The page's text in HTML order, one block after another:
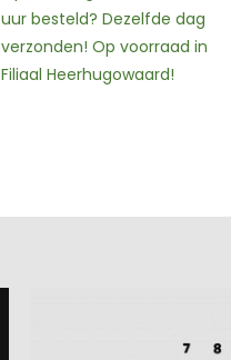
nog maar 18 op voorraad, op
werkdagen voor 15:00 uur
besteld? Dezelfde dag